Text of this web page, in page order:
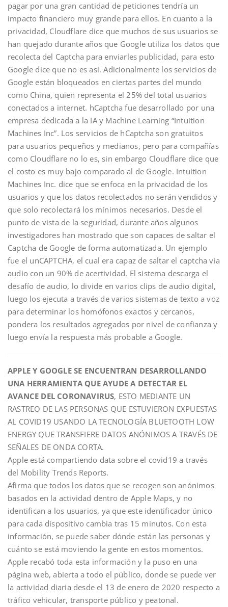
pagar por una gran cantidad de peticiones tendría un
impacto financiero muy grande para ellos. En cuanto a la
privacidad, Cloudflare dice que muchos de sus usuarios se
han quejado durante años que Google utiliza los datos que
recolecta del Captcha para enviarles publicidad, para esto
Google dice que no es así. Adicionalmente los servicios de
Google están bloqueados en ciertas partes del mundo
como China, quien representa el 25% del total usuarios
conectados a internet. hCaptcha fue desarrollado por una
empresa dedicada a la IA y Machine Learning “Intuition
Machines Inc”. Los servicios de hCaptcha son gratuitos
para usuarios pequeños y medianos, pero para compañías
como Cloudflare no lo es, sin embargo Cloudflare dice que
el costo es muy bajo comparado al de Google. Intuition
Machines Inc. dice que se enfoca en la privacidad de los
usuarios y que los datos recolectados no serán vendidos y
que solo recolectará los mínimos necesarios. Desde el
punto de vista de la seguridad, durante años algunos
investigadores han mostrado que son capaces de saltar el
Captcha de Google de forma automatizada. Un ejemplo
fue el unCAPTCHA, el cual era capaz de saltar el captcha via
audio con un 90% de acertividad. El sistema descarga el
desafío de audio, lo divide en varios clips de audio digital,
luego los ejecuta a través de varios sistemas de texto a voz
para determinar los homófonos exactos y cercanos,
pondera los resultados agregados por nivel de confianza y
luego envía la respuesta más probable a Google.
APPLE Y GOOGLE SE ENCUENTRAN DESARROLLANDO
UNA HERRAMIENTA QUE AYUDE A DETECTAR EL
AVANCE DEL CORONAVIRUS, ESTO MEDIANTE UN
RASTREO DE LAS PERSONAS QUE ESTUVIERON EXPUESTAS
AL COVID19 USANDO LA TECNOLOGÍA BLUETOOTH LOW
ENERGY QUE TRANSFIERE DATOS ANÓNIMOS A TRAVÉS DE
SEÑALES DE ONDA CORTA.
Apple está compartiendo data sobre el covid19 a través
del Mobility Trends Reports.
Afirma que todos los datos que se recogen son anónimos
basados en la actividad dentro de Apple Maps, y no
identifican a los usuarios, ya que este identificador único
para cada dispositivo cambia tras 15 minutos. Con esta
información, se puede saber dónde están las personas y
cuánto se está moviendo la gente en estos momentos.
Apple recabó toda esta información y la puso en una
página web, abierta a todo el público, donde se puede ver
la actividad diaria desde el 13 de enero de 2020 respecto a
tráfico vehicular, transporte público y peatonal.